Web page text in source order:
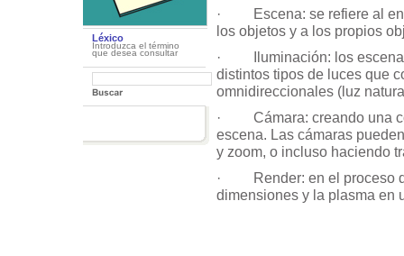
Léxico
Introduzca el término
que desea consultar
· Escena: se refiere al
los objetos y a los propios
· Iluminación: los
distintos tipos de luces que
omnidireccionales (luz
· Cámara: creando una
escena. Las cámaras
y zoom, o incluso haciendo
· Render: en el proceso
dimensiones y la plasma en